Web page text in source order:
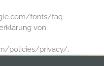
fonts/faq
von
policies/privacy/.